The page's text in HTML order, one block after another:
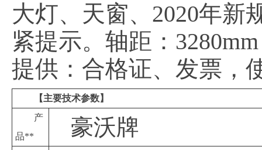
大灯、天窗、2020年
紧提示。轴距：3280mm
提供：合格证、发票，
【主要技术参数】
产
品**
豪沃牌